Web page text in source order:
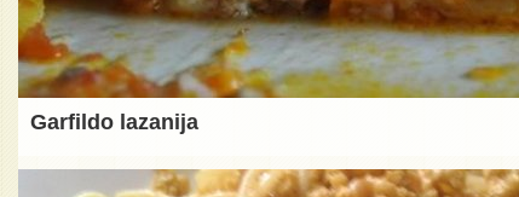
Garfildo lazanija